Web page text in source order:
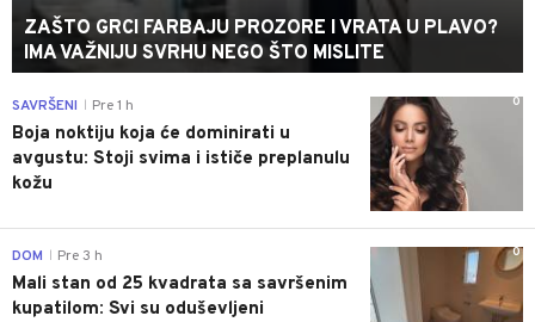
ZAŠTO GRCI FARBAJU PROZORE I VRATA U PLAVO?
IMA VAŽNIJU SVRHU NEGO ŠTO MISLITE
0
SAVRŠENI Pre 1 h
Boja noktiju koja će dominirati u
avgustu: Stoji svima i ističe preplanulu
kožu
0
DOM Pre 3 h
Mali stan od 25 kvadrata sa savršenim
kupatilom: Svi su oduševljeni